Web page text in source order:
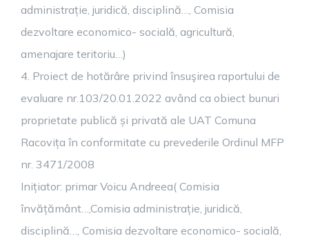
administrație, juridică, disciplină…, Comisia
dezvoltare economico- socială, agricultură,
amenajare teritoriu…)
4. Proiect de hotărâre privind însuşirea raportului de
evaluare nr.103/20.01.2022 având ca obiect bunuri
proprietate publică și privată ale UAT Comuna
Racovița în conformitate cu prevederile Ordinul MFP
nr. 3471/2008
Inițiator: primar Voicu Andreea( Comisia
învățământ…,Comisia administrație, juridică,
disciplină…, Comisia dezvoltare economico- socială,